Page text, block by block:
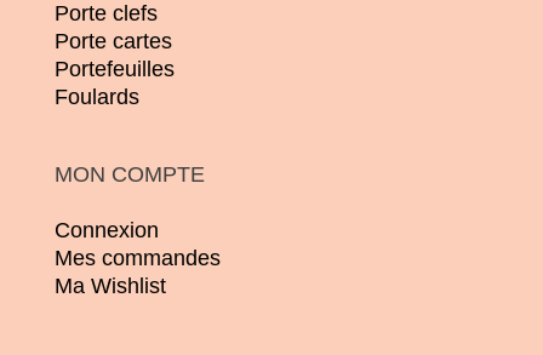
Porte clefs
Porte cartes
Portefeuilles
Foulards
MON COMPTE
Connexion
Mes commandes
Ma Wishlist